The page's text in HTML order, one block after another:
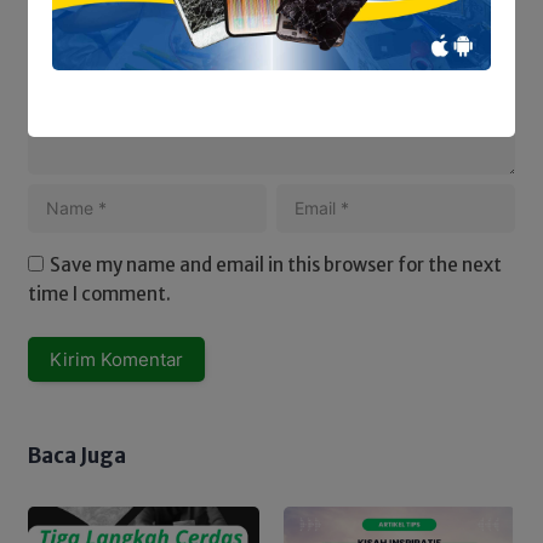
wajib ditandai*
Save my name and email in this browser for the next
time I comment.
Baca Juga